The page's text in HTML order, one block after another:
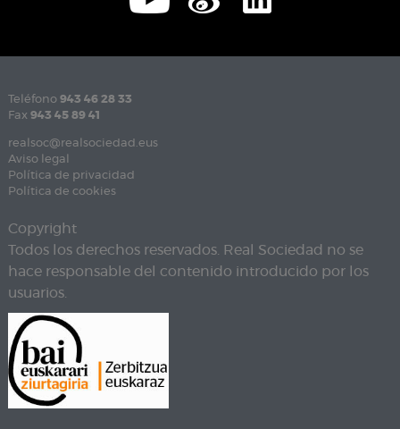
Teléfono 943 46 28 33
Fax 943 45 89 41
realsoc@realsociedad.eus
Aviso legal
Política de privacidad
Política de cookies
Copyright
Todos los derechos reservados. Real Sociedad no se
hace responsable del contenido introducido por los
usuarios.